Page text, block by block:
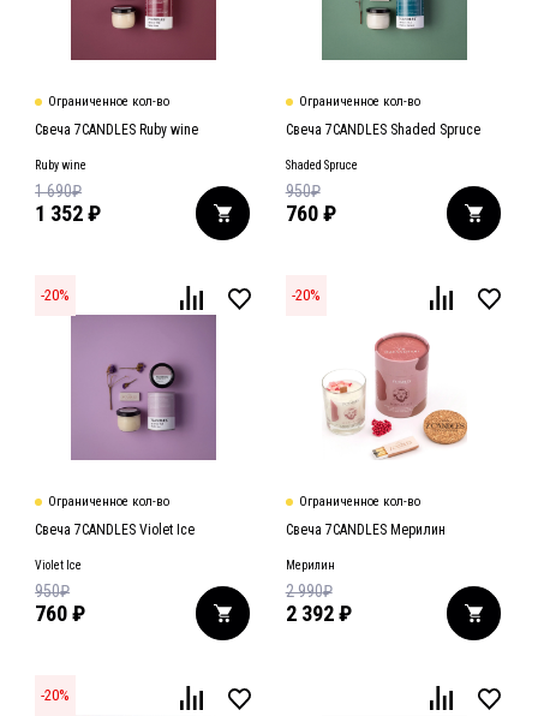
Ограниченное кол-во
Свеча 7CANDLES Ruby wine
Ruby wine
1 352₽
1 690₽
Ограниченное кол-во
Свеча 7CANDLES Shaded Spruce
Shaded Spruce
760 ₽
950₽
-20%
Ограниченное кол-во
Свеча 7CANDLES Violet Ice
Violet Ice
760₽
950₽
-20%
Ограниченное кол-во
Свеча 7CANDLES Мерилин
Мерилин
2 392 ₽
2 990₽
-20%